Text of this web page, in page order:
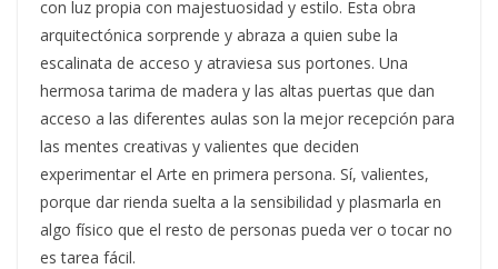
con luz propia con majestuosidad y estilo. Esta obra
arquitectónica sorprende y abraza a quien sube la
escalinata de acceso y atraviesa sus portones. Una
hermosa tarima de madera y las altas puertas que dan
acceso a las diferentes aulas son la mejor recepción para
las mentes creativas y valientes que deciden
experimentar el Arte en primera persona. Sí, valientes,
porque dar rienda suelta a la sensibilidad y plasmarla en
algo físico que el resto de personas pueda ver o tocar no
es tarea fácil.